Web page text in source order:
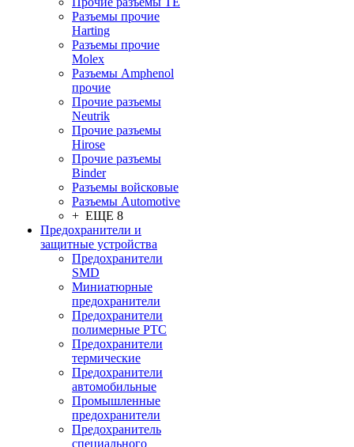
Разъемы прочие
Harting
Разъемы прочие
Molex
Разъемы Amphenol
прочие
Прочие разъемы
Neutrik
Прочие разъемы
Hirose
Прочие разъемы
Binder
Разъемы войсковые
Разъeмы Automotive
+ ЕЩЕ 8
Предохранители и
защитные устройства
Предохранители
SMD
Миниатюрные
предохранители
Предохранители
полимерные PTC
Предохранители
термические
Предохранители
автомобильные
Промышленные
предохранители
Предохранитель
специального